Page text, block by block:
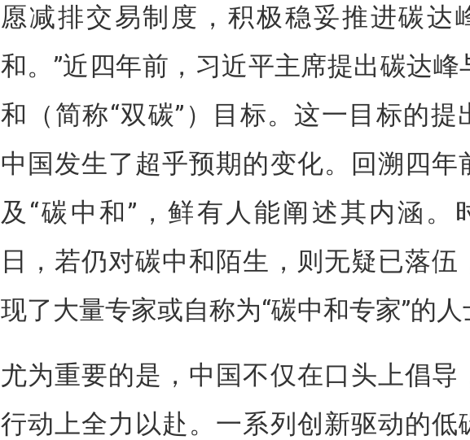
愿减排交易制度，积极稳妥推进碳达
和。”近四年前，习近平主席提出碳达峰
和（简称“双碳”）目标。这一目标的提
中国发生了超乎预期的变化。回溯四年
及“碳中和”，鲜有人能阐述其内涵。
日，若仍对碳中和陌生，则无疑已落伍
现了大量专家或自称为“碳中和专家”的人
尤为重要的是，中国不仅在口头上倡导
行动上全力以赴。一系列创新驱动的低